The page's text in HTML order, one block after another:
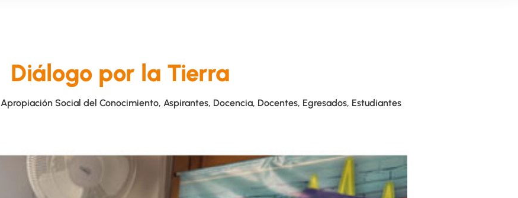
Diálogo por la Tierra
Apropiación Social del Conocimiento, Aspirantes, Docencia, Docentes, Egresados, Estudiantes